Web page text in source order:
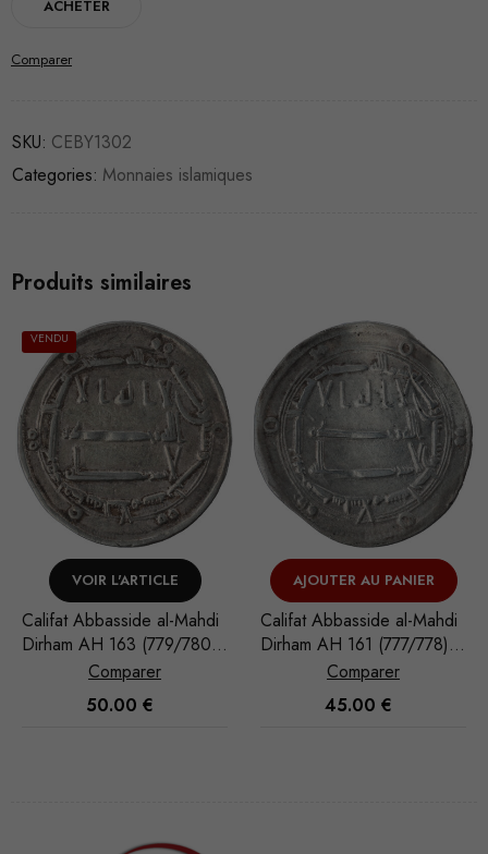
ACHETER
Comparer
SKU: CEBY1302
Categories: Monnaies islamiques
Produits similaires
AJOUTER AU PANIER
Califat Abbasside al-Mahdi
Dirham AH 161 (777/778)
Madinat al-Salam
Comparer
45.00€
VENDU
VOIR L'ARTICLE
Califat Abbasside al-Mansur
Dirham AH 155 (772/773)
Madinat al-Salam
Comparer
60.00€